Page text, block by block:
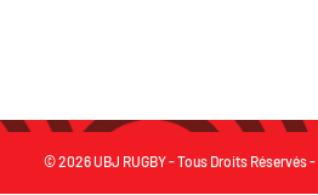
© 2026 UBJ RUGBY - Tous Droits Réservés -